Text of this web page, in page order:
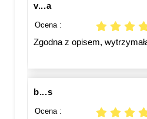
v...a
Ocena :
Zgodna z opisem,
b...s
Ocena :